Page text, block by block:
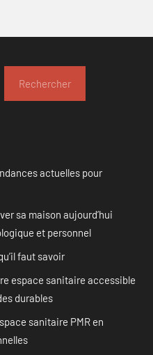
Rechercher
actuelles pour
sa maison aujourd’hui
et personnel
faut savoir
espace sanitaire accessible
durables
sanitaire PMR en